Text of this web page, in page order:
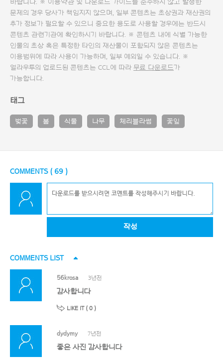
바랍니다. ※ 이용약관 및 다운로드 가이드를 준수하지 않고 발생한
문제의 경우 당사가 책임지지 않으며, 일부 콘텐츠는 초상권과 재산권의
추가 정보가 필요할 수 있으니 중요한 용도로 사용할 경우에는 반드시
콘텐츠 관련기관에 확인하시기 바랍니다. ※ 콘텐츠 내에 식별 가능한
인물의 초상 혹은 특정한 타인의 재산물이 포함되지 않은 콘텐츠는
이용범위에 따라 사용이 가능하며, 일부 예외일 수 있습니다. ※
얼라우투의 업로드된 콘텐츠는 CCL에 따라 무료 다운로드가
가능합니다.
태그
벚꽃 봄 식물 나무 체리블라썸 꽃잎
COMMENTS ( 69 )
작성
COMMENTS LIST
56krosa 3년전
감사합니다
LIKE IT ( 0 )
dydymy 7년전
좋은 사진 감사합니다